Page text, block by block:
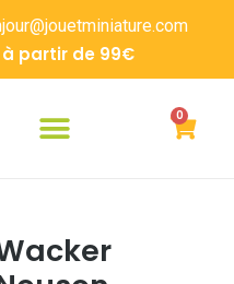
partir de 99€
0